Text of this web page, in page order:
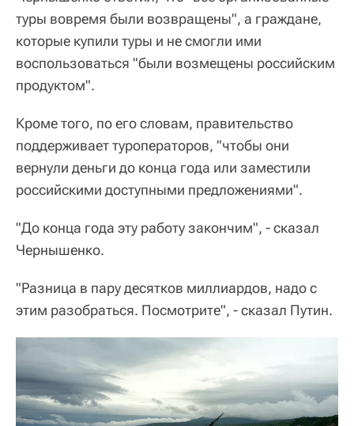
туры вовремя были возвращены", а граждане,
которые купили туры и не смогли ими
воспользоваться "были возмещены российским
продуктом".
Кроме того, по его словам, правительство
поддерживает туроператоров, "чтобы они
вернули деньги до конца года или заместили
российскими доступными предложениями".
"До конца года эту работу закончим", - сказал
Чернышенко.
"Разница в пару десятков миллиардов, надо с
этим разобраться. Посмотрите", - сказал Путин.